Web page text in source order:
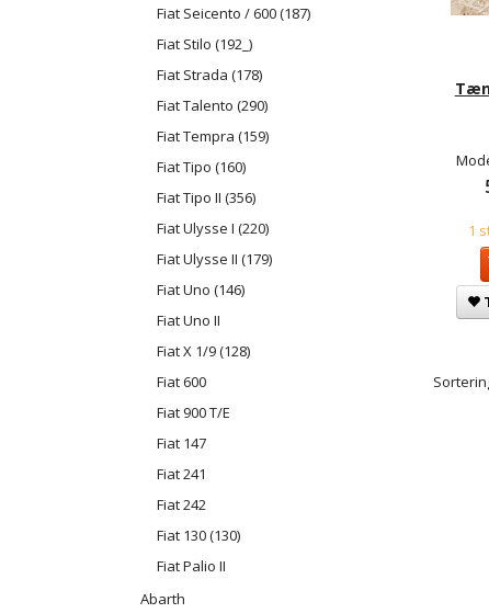
Fiat Seicento / 600 (187)
Fiat Stilo (192_)
Fiat Strada (178)
Fiat Talento (290)
Fiat Tempra (159)
Fiat Tipo (160)
Fiat Tipo II (356)
Fiat Ulysse I (220)
Fiat Ulysse II (179)
Fiat Uno (146)
Fiat Uno II
Fiat X 1/9 (128)
Fiat 600
Fiat 900 T/E
Fiat 147
Fiat 241
Fiat 242
Fiat 130 (130)
Fiat Palio II
Abarth
1